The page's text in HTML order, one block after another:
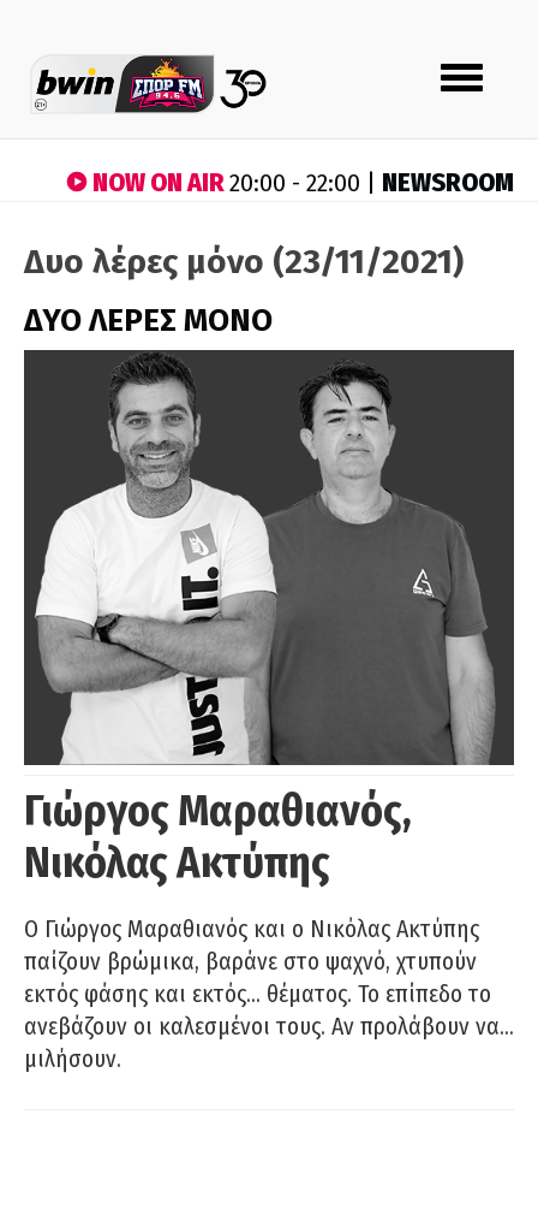
Toggle
navigation
NOW ON AIR20:00 - 22:00 | NEWSROOM
Δυο λέρες μόνο (23/11/2021)
ΔΥΟ ΛΕΡΕΣ ΜΟΝΟ
Γιώργος Μαραθιανός,
Νικόλας Ακτύπης
Ο Γιώργος Μαραθιανός και ο Νικόλας Ακτύπης
παίζουν βρώμικα, βαράνε στο ψαχνό, χτυπούν
εκτός φάσης και εκτός… θέματος. Το επίπεδο το
ανεβάζουν οι καλεσμένοι τους. Αν προλάβουν να…
μιλήσουν.